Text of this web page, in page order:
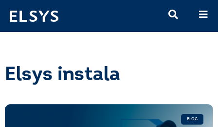
Elsys instala
BLOG